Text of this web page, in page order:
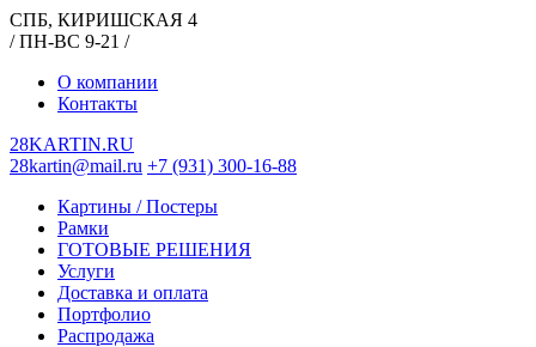
СПБ, КИРИШСКАЯ 4
/ ПН-ВС 9-21 /
О компании
Контакты
28KARTIN.RU
28kartin@mail.ru +7 (931) 300-16-88
Картины / Постеры
Рамки
ГОТОВЫЕ РЕШЕНИЯ
Услуги
Доставка и оплата
Портфолио
Распродажа